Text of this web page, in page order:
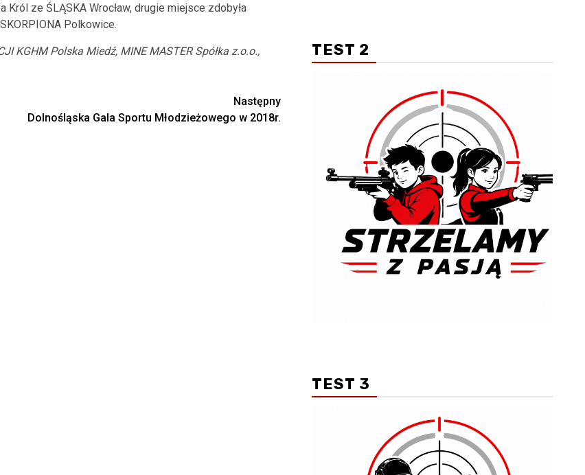
ze ŚLĄSKA Wrocław, drugie miejsce zdobyła
Polkowice.
KGHM Polska Miedź, MINE MASTER Spółka z.o.o.,
Następny
Dolnośląska Gala Sportu Młodzieżowego w 2018r.
TEST 2
TEST 3